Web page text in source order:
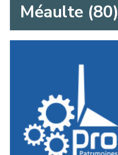
Méaulte (80)